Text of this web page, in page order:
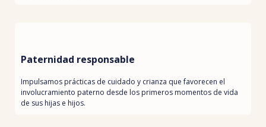
Paternidad responsable
Impulsamos prácticas de cuidado y crianza que favorecen el
involucramiento paterno desde los primeros momentos de vida
de sus hijas e hijos.